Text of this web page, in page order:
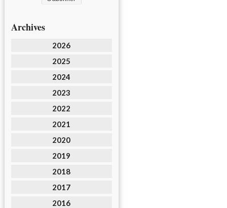
Archives
2026
2025
2024
2023
2022
2021
2020
2019
2018
2017
2016